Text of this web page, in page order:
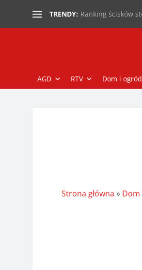
TRENDY: Ranking ścisków
AGD RTV Dom i ogród
Strona główna »